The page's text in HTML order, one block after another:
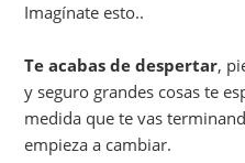
Imagínate esto..
Te acabas de despertar,
y seguro grandes cosas te
medida que te vas
empieza a cambiar.